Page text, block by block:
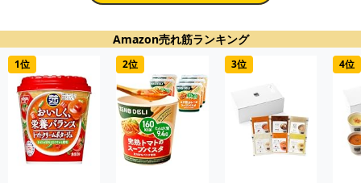
Amazon売れ筋ランキング
1位 2位 3位 4位